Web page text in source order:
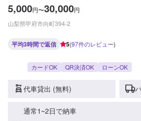
5,000円〜30,000円
山梨県甲府市向町394-2
平均3時間で返信 5(97件のレビュー)
カードOK QR決済OK ローンOK
代車貸出 (無料)
通常1~2日で納車